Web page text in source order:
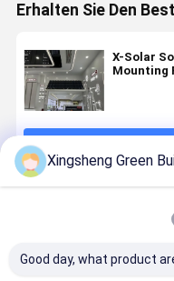
Erhalten Sie Den
X-Solar
Mounting
Empfohlene
Xingsheng Green
Good day, what product